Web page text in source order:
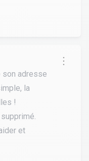
son adresse
la
!
et